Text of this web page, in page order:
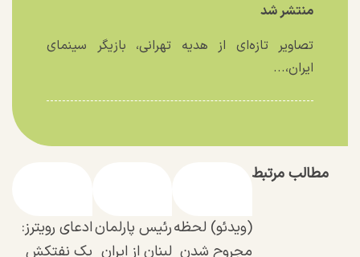
منتشر شد
تصاویر تازه‌ای از هدیه تهرانی، بازیگر سینمای
ایران،...
مطالب مرتبط
(ویدئو) لحظه
مجروح شدن
رئیس پارلمان
لبنان از ایران
ادعای رویترز:
یک نفتکش